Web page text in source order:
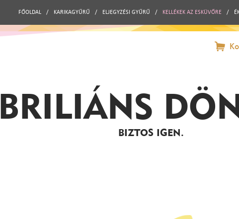
FŐOLDAL / KARIKAGYŰRŰ / ELJEGYZÉSI GYŰRŰ / KELLÉKEK AZ ESKÜVŐRE /
BRILIÁNS
BIZTOS IGEN.